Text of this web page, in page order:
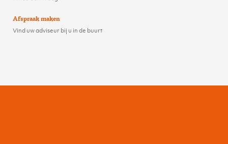
Afspraak maken
Vind uw adviseur bij u in de buurt